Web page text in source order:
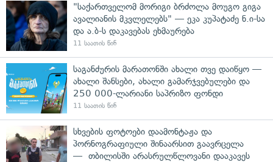
"საქართველომ მორიგი ბრძოლა მოუგო გიგა
ავალიანის მკვლელებს" — ეკა კუპატაძე ნ.ი-სა
და ა.ბ-ს დაკავებას ეხმაურება
11 საათის წინ
საგანძურის მარათონში ახალი თვე დაიწყო —
ახალი შანსები, ახალი გამარჯვებულები და
250 000-ლარიანი საპრიზო ფონდი
11 საათის წინ
სხვების ფოტოები დაამონტაჟა და
პორნოგრაფიული შინაარსით გაავრცელა
— თბილისში არასრულწლოვანი დააკავეს